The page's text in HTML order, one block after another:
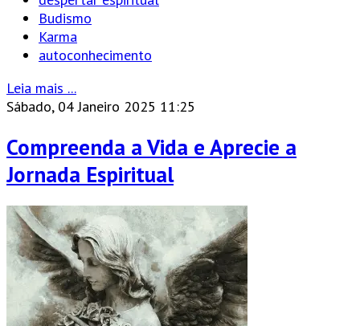
Budismo
Karma
autoconhecimento
Leia mais ...
Sábado, 04 Janeiro 2025 11:25
Compreenda a Vida e Aprecie a
Jornada Espiritual